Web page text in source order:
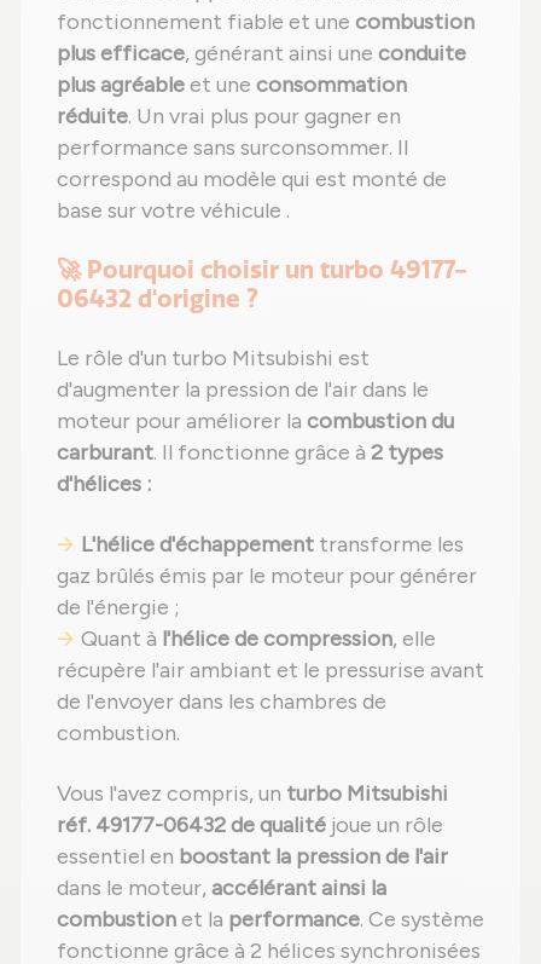
fonctionnement fiable et une combustion
plus efficace, générant ainsi une conduite
plus agréableet une consommation
réduite. Un vrai plus pour gagner en
performance sans surconsommer. Il
correspond au modèle qui est monté de
base sur votre véhicule .
🚀 Pourquoi choisir un turbo 49177-
06432 d'origine ?
Le rôle d'un turbo Mitsubishi est
d'augmenter la pression de l'air dans le
moteur pour améliorer la combustion du
carburant. Il fonctionne grâce à 2 types
d'hélices :
L'hélice d'échappement transforme les
gaz brûlés émis par le moteur pour générer
de l'énergie ;
Quant à l'hélice de compression, elle
récupère l'air ambiant et le pressurise avant
de l'envoyer dans les chambres de
combustion.
Vous l'avez compris, un turbo Mitsubishi
réf. 49177-06432 de qualité joue un rôle
essentiel en boostant la pression de l'air
dans le moteur, accélérant ainsi la
combustionet la performance. Ce système
fonctionne grâce à 2 hélices synchronisées